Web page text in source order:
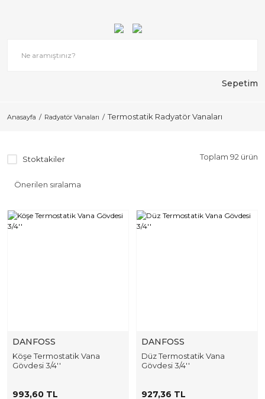
Sepetim
Anasayfa Radyatör Vanaları Termostatik Radyatör Vanaları
Stoktakiler Toplam 92 ürün
DANFOSS
Köşe Termostatik Vana
Gövdesi 3/4''
993,60 TL
DANFOSS
Düz Termostatik Vana
Gövdesi 3/4''
927,36 TL